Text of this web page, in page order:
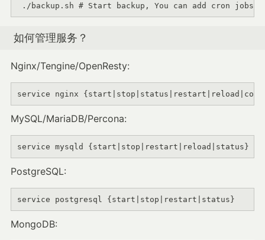
./backup.sh # Start backup, You can add cron
如何管理服务？
Nginx/Tengine/OpenResty:
service nginx {start stop status restart reload
MySQL/MariaDB/Percona:
service mysqld {start stop restart reload status}
PostgreSQL:
service postgresql {start|stop|restart|status}
MongoDB: